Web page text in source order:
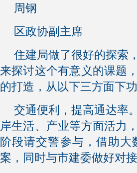
周钢
区政协副主席
住建局做了很好的探索
来探讨这个有意义的课题
的打造，从以下三方面下功
交通便利，提高通达率
岸生活、产业等方面活力
阶段请交警参与，借助
案，同时与市建委做好对接